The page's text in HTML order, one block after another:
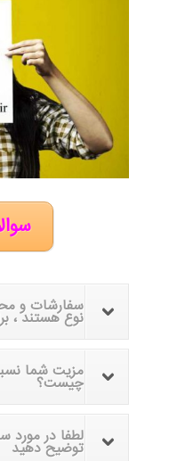
سفارشات و
نوع هستند ،
مزیت شما
چیست؟
لطفا در مورد
توضیح دهید